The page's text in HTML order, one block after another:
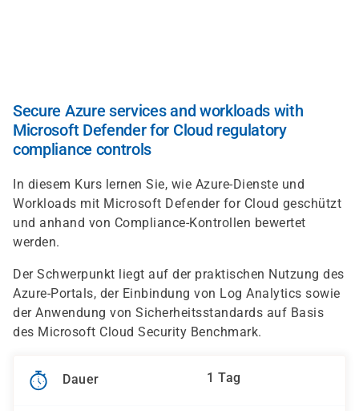
Secure Azure services and workloads with
Microsoft Defender for Cloud regulatory
compliance controls
In diesem Kurs lernen Sie, wie Azure-Dienste und
Workloads mit Microsoft Defender for Cloud geschützt
und anhand von Compliance-Kontrollen bewertet
werden.
Der Schwerpunkt liegt auf der praktischen Nutzung des
Azure-Portals, der Einbindung von Log Analytics sowie
der Anwendung von Sicherheitsstandards auf Basis
des Microsoft Cloud Security Benchmark.
Dauer 1 Tag